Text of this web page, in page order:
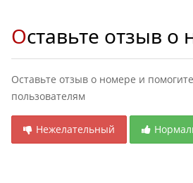
Оставьте отзыв
Оставьте отзыв о номере и
пользователям
Нежелательный